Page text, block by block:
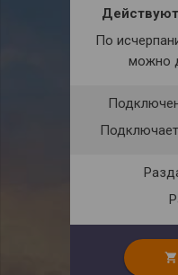
По
можно
shopping_cart